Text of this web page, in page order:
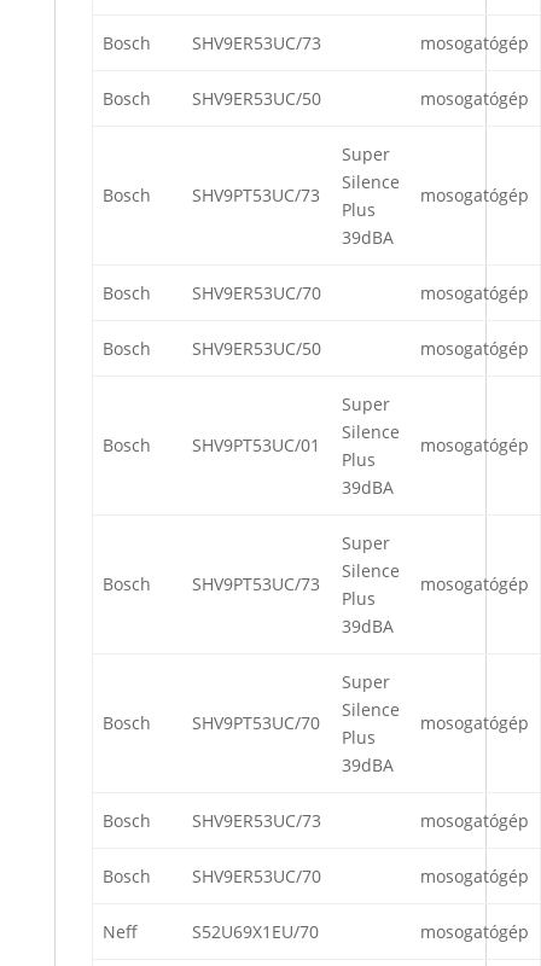
Bosch SHV9ER53UC/73 mosogatógép
Bosch SHV9ER53UC/50 mosogatógép
Bosch SHV9PT53UC/73
Super
Silence
Plus
39dBA
mosogatógép
Bosch SHV9ER53UC/70 mosogatógép
Bosch SHV9ER53UC/50 mosogatógép
Bosch SHV9PT53UC/01
Super
Silence
Plus
39dBA
mosogatógép
Bosch SHV9PT53UC/73
Super
Silence
Plus
39dBA
mosogatógép
Bosch SHV9PT53UC/70
Super
Silence
Plus
39dBA
mosogatógép
Bosch SHV9ER53UC/73 mosogatógép
Bosch SHV9ER53UC/70 mosogatógép
Neff S52U69X1EU/70 mosogatógép